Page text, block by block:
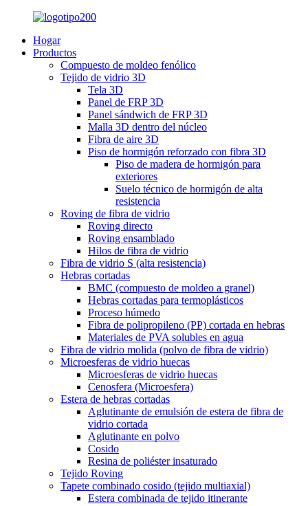
Hogar
Productos
Compuesto de moldeo fenólico
Tejido de vidrio 3D
Tela 3D
Panel de FRP 3D
Panel sándwich de FRP 3D
Malla 3D dentro del núcleo
Fibra de aire 3D
Piso de hormigón reforzado con fibra 3D
Piso de madera de hormigón para
exteriores
Suelo técnico de hormigón de alta
resistencia
Roving de fibra de vidrio
Roving directo
Roving ensamblado
Hilos de fibra de vidrio
Fibra de vidrio S (alta resistencia)
Hebras cortadas
BMC (compuesto de moldeo a granel)
Hebras cortadas para termoplásticos
Proceso húmedo
Fibra de polipropileno (PP) cortada en hebras
Materiales de PVA solubles en agua
Fibra de vidrio molida (polvo de fibra de vidrio)
Microesferas de vidrio huecas
Microesferas de vidrio huecas
Cenosfera (Microesfera)
Estera de hebras cortadas
Aglutinante de emulsión de estera de fibra de
vidrio cortada
Aglutinante en polvo
Cosido
Resina de poliéster insaturado
Tejido Roving
Tapete combinado cosido (tejido multiaxial)
Estera combinada de tejido itinerante